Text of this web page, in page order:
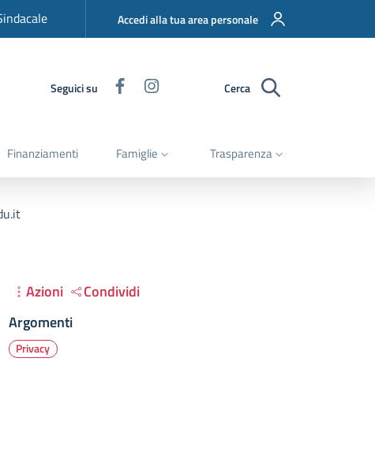
Accedi alla tua area personale
Seguici su Facebook Cerca
Finanziamenti Famiglie Trasparenza
Azioni
Condividi
Argomenti
Privacy